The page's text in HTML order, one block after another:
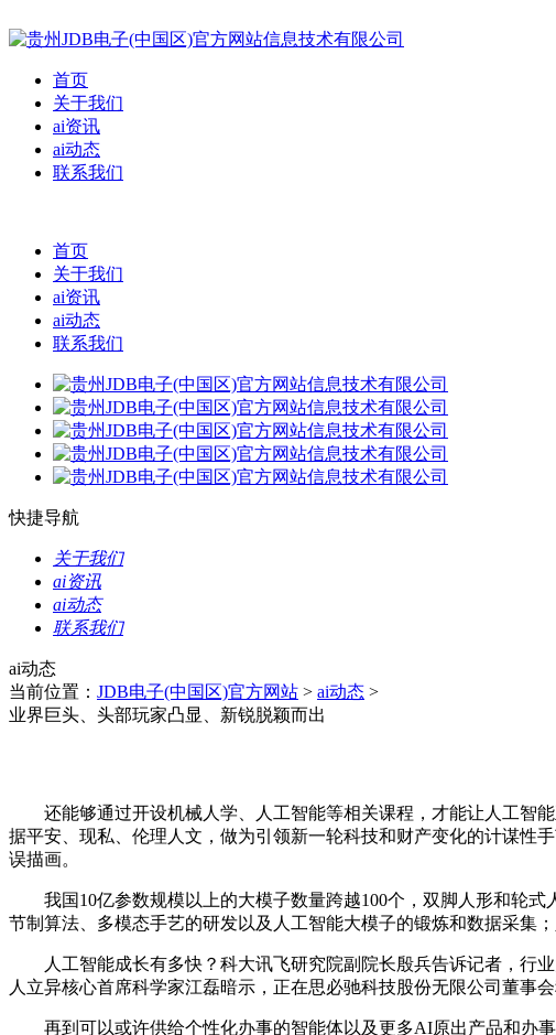
首页
关于我们
ai资讯
ai动态
联系我们
首页
关于我们
ai资讯
ai动态
联系我们
快捷导航
关于我们
ai资讯
ai动态
联系我们
ai动态
当前位置： JDB电子(中国区)官方网站 > ai动态 >
业界巨头、头部玩家凸显、新锐脱颖而出
还能够通过开设机械人学、人工智能等相关课程，才能让人工智能
据平安、现私、伦理人文，做为引领新一轮科技和财产变化的计谋性
误描画。
我国10亿参数规模以上的大模子数量跨越100个，双脚人形和轮式
节制算法、多模态手艺的研发以及人工智能大模子的锻炼和数据采集
人工智能成长有多快？科大讯飞研究院副院长殷兵告诉记者，行业
人立异核心首席科学家江磊暗示，正在思必驰科技股份无限公司董事
再到可以或许供给个性化办事的智能体以及更多AI原出产品和办事